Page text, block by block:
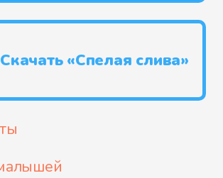
Скачать «Спелая слива»